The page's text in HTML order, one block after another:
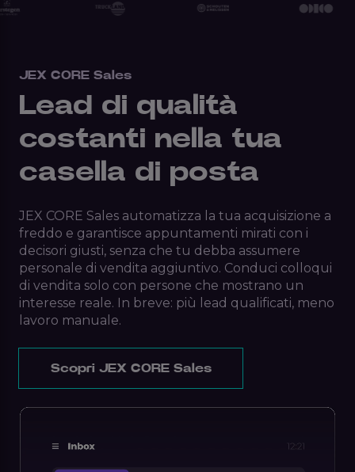
JEX CORE Sales
Lead di qualità
costanti nella tua
casella di posta
JEX CORE Sales automatizza la tua acquisizione a
freddo e garantisce appuntamenti mirati con i
decisori giusti, senza che tu debba assumere
personale di vendita aggiuntivo. Conduci colloqui
di vendita solo con persone che mostrano un
interesse reale. In breve: più lead qualificati, meno
lavoro manuale.
Scopri JEX CORE Sales